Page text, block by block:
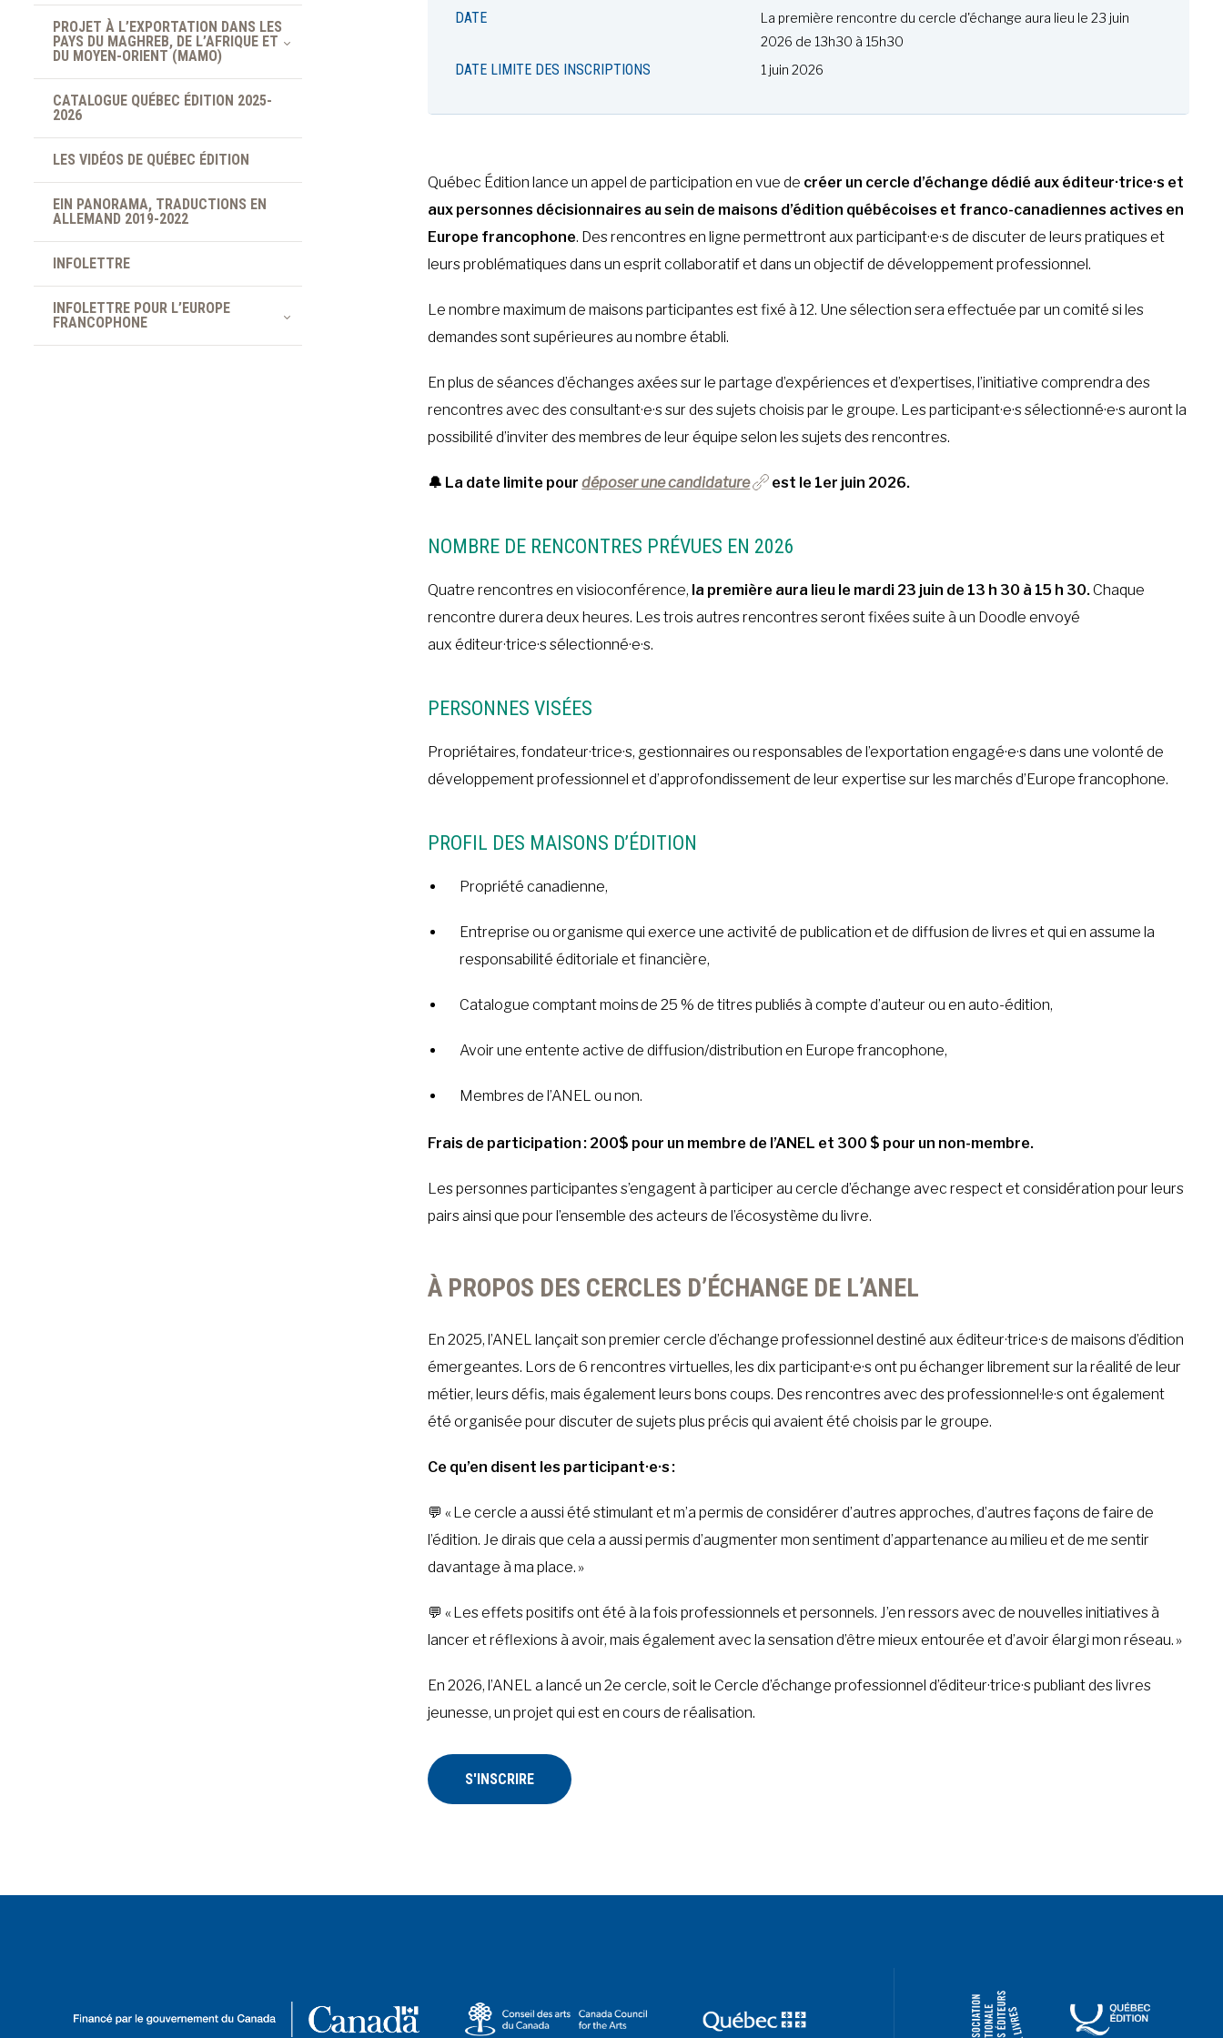
DATE
La première rencontre du cercle d'échange aura lieu le 23 juin
2026 de 13h30 à 15h30
DATE LIMITE DES INSCRIPTIONS 1 juin 2026
Québec Édition lance un appel de participation en vue de créer un cercle d’échange dédié aux éditeur·trice·s et
aux personnes décisionnaires au sein de maisons d’édition québécoises et franco-canadiennes actives en
Europe francophone. Des rencontres en ligne permettront aux participant·e·s de discuter de leurs pratiques et
leurs problématiques dans un esprit collaboratif et dans un objectif de développement professionnel.
Le nombre maximum de maisons participantes est fixé à 12. Une sélection sera effectuée par un comité si les
demandes sont supérieures au nombre établi.
En plus de séances d’échanges axées sur le partage d’expériences et d’expertises, l’initiative comprendra des
rencontres avec des consultant·e·s sur des sujets choisis par le groupe. Les participant·e·s sélectionné·e·s auront la
possibilité d’inviter des membres de leur équipe selon les sujets des rencontres.
🔔 La date limite pourdéposer une candidature est le 1er juin 2026.
NOMBRE DE RENCONTRES PRÉVUES EN 2026
Quatre rencontres en visioconférence, la première aura lieu le mardi 23 juin de 13 h 30 à 15 h 30.Chaque
rencontre durera deux heures. Les trois autres rencontres seront fixées suite à un Doodle envoyé
aux éditeur·trice·s sélectionné·e·s.
PERSONNES VISÉES
Propriétaires, fondateur·trice·s, gestionnaires ou responsables de l’exportation engagé·e·s dans une volonté de
développement professionnel et d’approfondissement de leur expertise sur les marchés d’Europe francophone.
PROFIL DES MAISONS D’ÉDITION
Propriété canadienne,
Entreprise ou organisme qui exerce une activité de publication et de diffusion de livres et qui en assume la
responsabilité éditoriale et financière,
Catalogue comptant moins de 25 % de titres publiés à compte d’auteur ou en auto-édition,
Avoir une entente active de diffusion/distribution en Europe francophone,
Membres de l’ANEL ou non.
Frais de participation : 200$ pour un membre de l’ANEL et 300 $ pour un non-membre.
Les personnes participantes s’engagent à participer au cercle d’échange avec respect et considération pour leurs
pairs ainsi que pour l’ensemble des acteurs de l’écosystème du livre.
À PROPOS DES CERCLES D’ÉCHANGE DE L’ANEL
En 2025, l’ANEL lançait son premier cercle d’échange professionnel destiné aux éditeur·trice·s de maisons d’édition
émergeantes. Lors de 6 rencontres virtuelles, les dix participant·e·s ont pu échanger librement sur la réalité de leur
métier, leurs défis, mais également leurs bons coups. Des rencontres avec des professionnel·le·s ont également
été organisée pour discuter de sujets plus précis qui avaient été choisis par le groupe.
Ce qu’en disent les participant·e·s :
💬 « Le cercle a aussi été stimulant et m’a permis de considérer d’autres approches, d’autres façons de faire de
l’édition. Je dirais que cela a aussi permis d’augmenter mon sentiment d’appartenance au milieu et de me sentir
davantage à ma place. »
💬 « Les effets positifs ont été à la fois professionnels et personnels. J’en ressors avec de nouvelles initiatives à
lancer et réflexions à avoir, mais également avec la sensation d’être mieux entourée et d’avoir élargi mon réseau. »
En 2026, l’ANEL a lancé un 2e cercle, soit le Cercle d’échange professionnel d’éditeur·trice·s publiant des livres
jeunesse, un projet qui est en cours de réalisation.
S'INSCRIRE
PROJET À L’EXPORTATION DANS LES
PAYS DU MAGHREB, DE L’AFRIQUE ET
DU MOYEN-ORIENT (MAMO)
CATALOGUE QUÉBEC ÉDITION 2025-
2026
LES VIDÉOS DE QUÉBEC ÉDITION
EIN PANORAMA, TRADUCTIONS EN
ALLEMAND 2019-2022
INFOLETTRE
INFOLETTRE POUR L’EUROPE
FRANCOPHONE